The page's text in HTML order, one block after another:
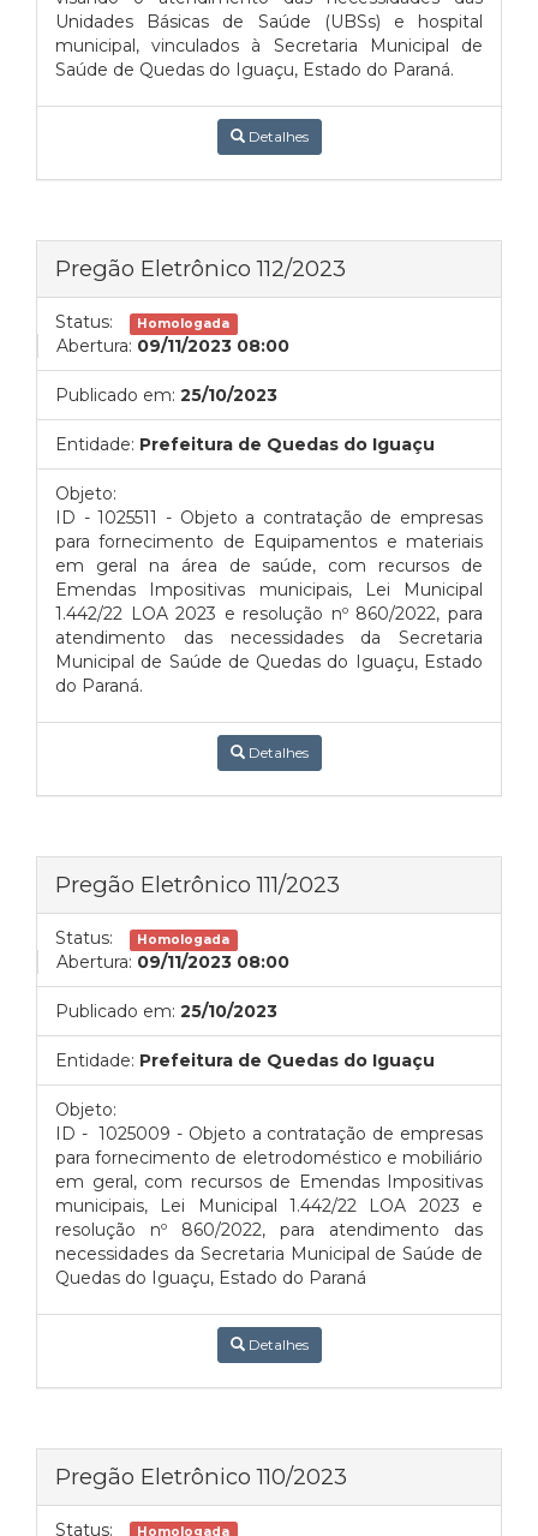
Unidades Básicas de Saúde (UBSs) e hospital
municipal, vinculados à Secretaria Municipal de
Saúde de Quedas do Iguaçu, Estado do Paraná.
Detalhes
Pregão Eletrônico 112/2023
Status: Homologada
Abertura: 09/11/2023 08:00
Publicado em: 25/10/2023
Entidade: Prefeitura de Quedas do Iguaçu
Objeto:
ID - 1025511 - Objeto a contratação de empresas
para fornecimento de Equipamentos e materiais
em geral na área de saúde, com recursos de
Emendas Impositivas municipais, Lei Municipal
1.442/22 LOA 2023 e resolução nº 860/2022, para
atendimento das necessidades da Secretaria
Municipal de Saúde de Quedas do Iguaçu, Estado
do Paraná.
Detalhes
Pregão Eletrônico 111/2023
Status: Homologada
Abertura: 09/11/2023 08:00
Publicado em: 25/10/2023
Entidade: Prefeitura de Quedas do Iguaçu
Objeto:
ID - 1025009 - Objeto a contratação de empresas
para fornecimento de eletrodoméstico e mobiliário
em geral, com recursos de Emendas Impositivas
municipais, Lei Municipal 1.442/22 LOA 2023 e
resolução nº 860/2022, para atendimento das
necessidades da Secretaria Municipal de Saúde de
Quedas do Iguaçu, Estado do Paraná
Detalhes
Pregão Eletrônico 110/2023
Status: Homologada